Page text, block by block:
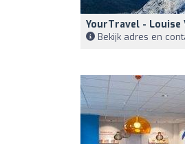
YourTravel - Louise
Bekijk adres en